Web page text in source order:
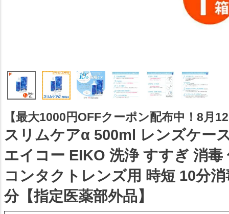
【最大1000円OFFクーポン配布中！8月
スリムケアα 500ml レンズケー
エイコー EIKO 洗浄 すすぎ 消毒
コンタクトレンズ用 時短 10分
分【指定医薬部外品】